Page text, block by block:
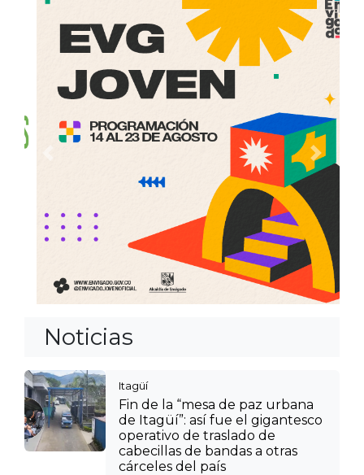
Noticias
Itagüí
Fin de la “mesa de paz urbana
de Itagüí”: así fue el gigantesco
operativo de traslado de
cabecillas de bandas a otras
cárceles del país